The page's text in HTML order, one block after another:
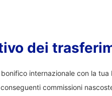
dei
internazionale con la
commissioni